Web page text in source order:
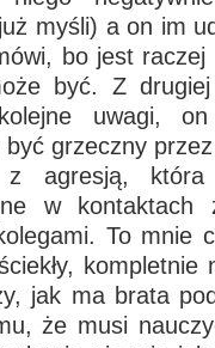
myśli) a on im
bo jest raczej
być. Z
uwagi,
grzeczny
agresją,
w kontaktach
To mnie
kompletnie
jak ma brata
że musi